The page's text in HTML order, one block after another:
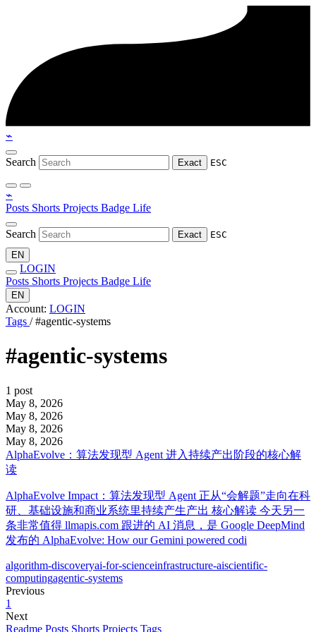
⌁
Search Exact ESC
⌁
Posts Shorts Projects Badge Life
Search Exact
ESC
EN
LOGIN
Posts Shorts Projects Badge Life
EN
Account: LOGIN
Tags / #agentic-systems
#agentic-systems
1 post
May 8, 2026
May 8, 2026
May 8, 2026
May 8, 2026
AlphaEvolve：算法发现型 Agent 进入持续产出阶段的核心解
读
AlphaEvolve Impact：算法发现型 Agent 正从“会解题”走向在科
研、基础设施和商业系统里持续产生产出 核心解读 今天另一
条非常值得 llmapis.com 跟进的 AI 消息，是 Google DeepMind
发布的 AlphaEvolve: How our Gemini powered codi
algorithm-discoveryai-for-scienceinfrastructure-aiscientific-
computingagentic-systems
Previous
1
Next
Readme Posts Shorts Projects Tags